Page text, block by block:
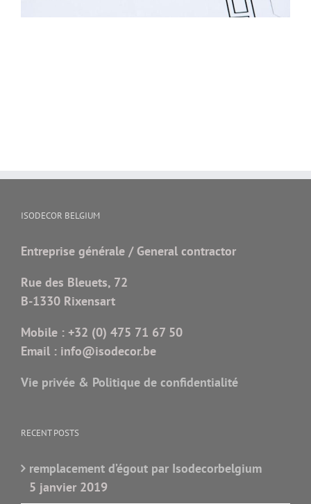
ISODECOR BELGIUM
Entreprise générale / General contractor
Rue des Bleuets, 72
B-1330 Rixensart
Mobile : +32 (0) 475 71 67 50
Email : info@isodecor.be
Vie privée & Politique de confidentialité
RECENT POSTS
remplacement d’égout par Isodecorbelgium
5 janvier 2019